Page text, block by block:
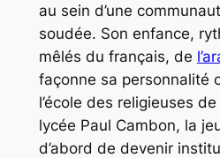
au sein d’une
soudée. Son enfance,
mêlés du français, de
façonne sa personnalité
l’école des religieuses
lycée Paul Cambon, la
d’abord de devenir